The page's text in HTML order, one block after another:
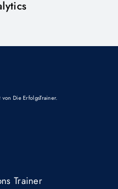
von Die ErfolgsTrainer.
Trainer